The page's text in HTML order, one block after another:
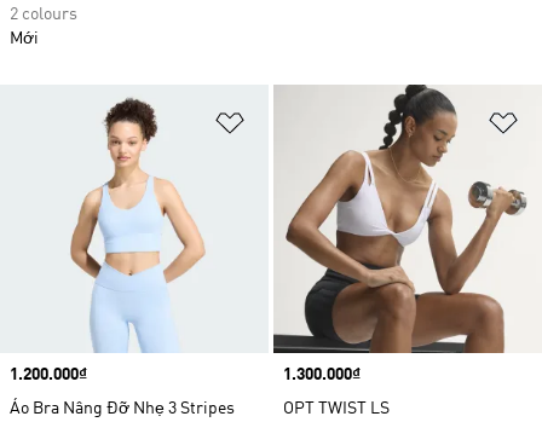
Price
1.200.000₫
Áo Bra Nâng Đỡ Nhẹ 3 Stripes
Price
1.300.000₫
OPT TWIST LS
2 colours
Mới